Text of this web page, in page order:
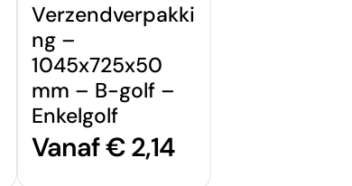
Verzendverpakki
ng –
1045x725x50
mm – B-golf –
Enkelgolf
Normale
Vanaf € 2,14